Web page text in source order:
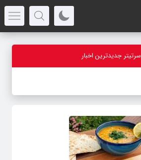
سرتیتر جدیدترین اخبار